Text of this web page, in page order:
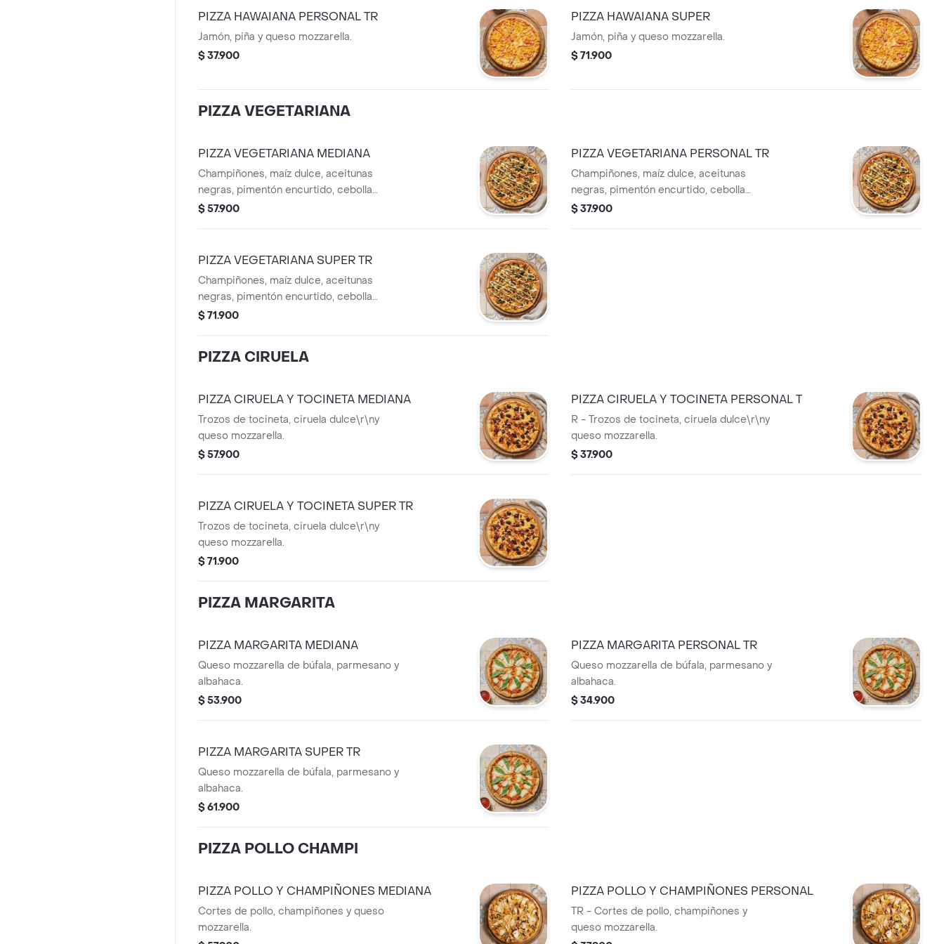
PIZZA HAWAIANA PERSONAL TR
Jamón, piña y queso mozzarella.
$ 37.900
PIZZA HAWAIANA SUPER
Jamón, piña y queso mozzarella.
$ 71.900
PIZZA VEGETARIANA
PIZZA VEGETARIANA MEDIANA
Champiñones, maíz dulce, aceitunas
negras, pimentón encurtido, cebolla
caramelizada, jalapeños, sour cream y
$ 57.900
PIZZA VEGETARIANA PERSONAL TR
Champiñones, maíz dulce, aceitunas
negras, pimentón encurtido, cebolla
caramelizada, jalapeños, sour cream y
$ 37.900
PIZZA VEGETARIANA SUPER TR
Champiñones, maíz dulce, aceitunas
negras, pimentón encurtido, cebolla
caramelizada, jalapeños, sour cream y
$ 71.900
PIZZA CIRUELA
PIZZA CIRUELA Y TOCINETA MEDIANA
Trozos de tocineta, ciruela dulce\r\ny
queso mozzarella.
$ 57.900
PIZZA CIRUELA Y TOCINETA PERSONAL T
R - Trozos de tocineta, ciruela dulce\r\ny
queso mozzarella.
$ 37.900
PIZZA CIRUELA Y TOCINETA SUPER TR
Trozos de tocineta, ciruela dulce\r\ny
queso mozzarella.
$ 71.900
PIZZA MARGARITA
PIZZA MARGARITA MEDIANA
Queso mozzarella de búfala, parmesano y
albahaca.
$ 53.900
PIZZA MARGARITA PERSONAL TR
Queso mozzarella de búfala, parmesano y
albahaca.
$ 34.900
PIZZA MARGARITA SUPER TR
Queso mozzarella de búfala, parmesano y
albahaca.
$ 61.900
PIZZA POLLO CHAMPI
PIZZA POLLO Y CHAMPIÑONES MEDIANA
Cortes de pollo, champiñones y queso
mozzarella.
PIZZA POLLO Y CHAMPIÑONES PERSONAL
TR - Cortes de pollo, champiñones y
queso mozzarella.